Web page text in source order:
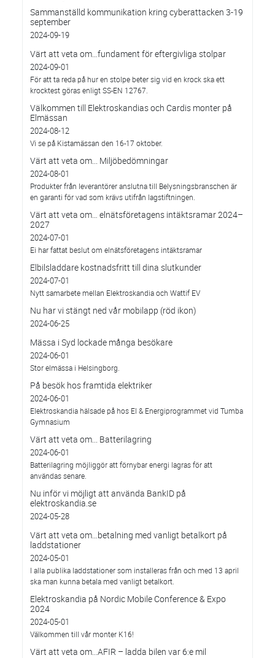
Sammanställd kommunikation kring cyberattacken 3-19
september
2024-09-19
Värt att veta om…fundament för eftergivliga stolpar
2024-09-01
För att ta reda på hur en stolpe beter sig vid en krock ska ett
krocktest göras enligt SS-EN 12767.
Välkommen till Elektroskandias och Cardis monter på
Elmässan
2024-08-12
Vi se på Kistamässan den 16-17 oktober.
Värt att veta om... Miljöbedömningar
2024-08-01
Produkter från leverantörer anslutna till Belysningsbranschen är
en garanti för vad som krävs utifrån lagstiftningen.
Värt att veta om… elnätsföretagens intäktsramar 2024–
2027
2024-07-01
Ei har fattat beslut om elnätsföretagens intäktsramar
Elbilsladdare kostnadsfritt till dina slutkunder
2024-07-01
Nytt samarbete mellan Elektroskandia och Wattif EV
Nu har vi stängt ned vår mobilapp (röd ikon)
2024-06-25
Mässa i Syd lockade många besökare
2024-06-01
Stor elmässa i Helsingborg.
På besök hos framtida elektriker
2024-06-01
Elektroskandia hälsade på hos El & Energiprogrammet vid Tumba
Gymnasium
Värt att veta om... Batterilagring
2024-06-01
Batterilagring möjliggör att förnybar energi lagras för att
användas senare.
Nu inför vi möjligt att använda BankID på
elektroskandia.se
2024-05-28
Värt att veta om…betalning med vanligt betalkort på
laddstationer
2024-05-01
I alla publika laddstationer som installeras från och med 13 april
ska man kunna betala med vanligt betalkort.
Elektroskandia på Nordic Mobile Conference & Expo
2024
2024-05-01
Välkommen till vår monter K16!
Värt att veta om...AFIR – ladda bilen var 6:e mil